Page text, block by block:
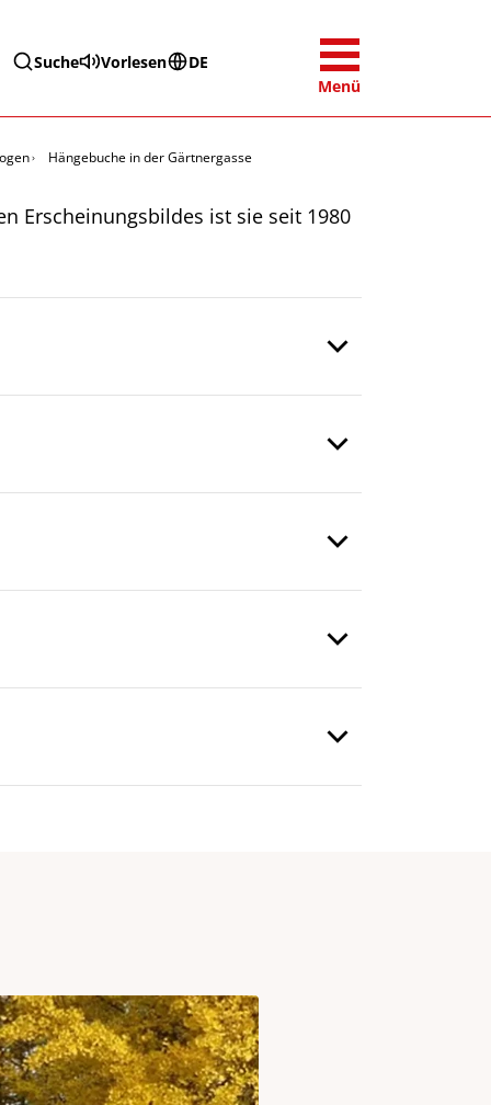
Suche Vorlesen
DE
Menü
Hängebuche in der Gärtnergasse
Erscheinungsbildes ist sie seit 1980